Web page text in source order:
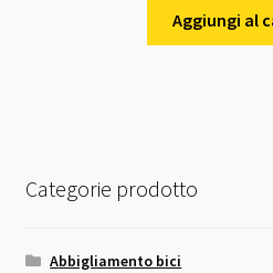
era:
Aggiungi al
Categorie prodotto
Abbigliamento bici